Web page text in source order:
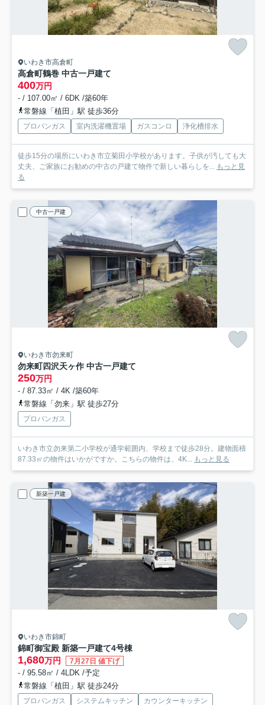
いわき市高倉町
高倉町鶴巻 中古一戸建て
400万円
- / 107.00㎡ / 6DK /築60年
常磐線「植田」駅 徒歩36分
プロパンガス 室内洗濯機置場 ガスコンロ 浄化槽排水
徒歩15分の場所にいわき市立菊田小学校があります。子供が汚しても大
丈夫、ご家族にお勧めの中古の戸建て物件で新しい暮らしを... もっと見
る
中古一戸建
いわき市勿来町
勿来町四沢天ヶ作 中古一戸建て
250万円
- / 87.33㎡ / 4K /築60年
常磐線「勿来」駅 徒歩27分
プロパンガス
いわき市立勿来第二小学校が通学範囲内、学校まで徒歩28分。建物面積
87.33㎡の物件はいかがですか。こちらの物件は、4K... もっと見る
新築一戸建
いわき市錦町
錦町御宝殿 新築一戸建て4号棟
1,680万円 7月27日 値下げ
- / 95.58㎡ / 4LDK /予定
常磐線「植田」駅 徒歩24分
プロパンガス システムキッチン カウンターキッチン